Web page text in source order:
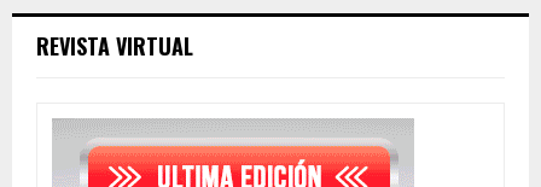
REVISTA VIRTUAL